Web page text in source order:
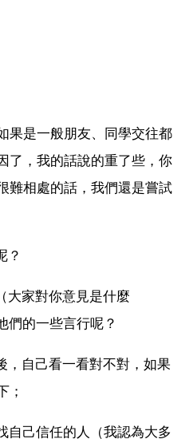
果是一般朋友、同學交往都
了，我的話說的重了些，你
難相處的話，我們還是嘗試
？
大家對你意見是什麼
們的一些言行呢？
，自己看一看對不對，如果
；
自己信任的人（我認為大多